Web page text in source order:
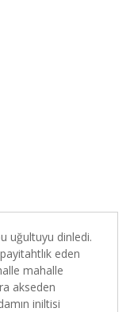
uğultuyu dinledi.
eden
mahalle
akseden
iniltisi